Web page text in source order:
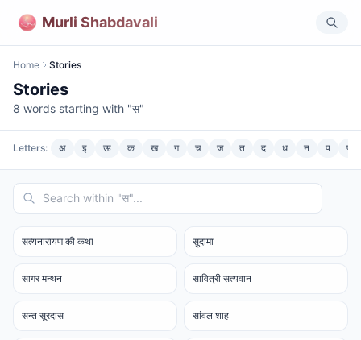
Murli Shabdavali
Home Stories
Stories
8 words starting with "स"
Letters: अ इ ऊ क ख ग च ज त द ध न प फ
सत्यनारायण की कथा सुदामा
सागर मन्थन सावित्री सत्यवान
सन्त सूरदास सांवल शाह